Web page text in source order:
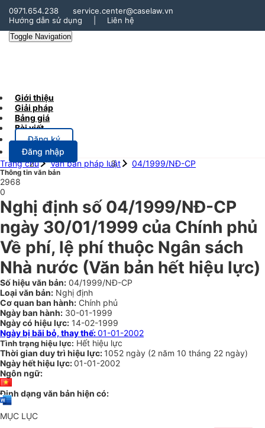
0971.654.238
service.center@caselaw.vn
Hướng dẫn sử dụng
Liên hệ
Toggle Navigation
Giới thiệu
Giải pháp
Bảng giá
Bài viết
Đăng ký
Đăng nhập
Trang chủ
Văn bản pháp luật 04/1999/NĐ-CP
Thông tin văn bản
2968
0
Nghị định số 04/1999/NĐ-CP
ngày 30/01/1999 của Chính phủ
Về phí, lệ phí thuộc Ngân sách
Nhà nước (Văn bản hết hiệu lực)
Số hiệu văn bản: 04/1999/NĐ-CP
Loại văn bản: Nghị định
Cơ quan ban hành: Chính phủ
Ngày ban hành: 30-01-1999
Ngày có hiệu lực: 14-02-1999
Ngày bị bãi bỏ, thay thế:01-01-2002
Tình trạng hiệu lực: Hết hiệu lực
Thời gian duy trì hiệu lực: 1052 ngày (2 năm 10 tháng 22 ngày)
Ngày hết hiệu lực:01-01-2002
Ngôn ngữ:
Định dạng văn bản hiện có:
MỤC LỤC